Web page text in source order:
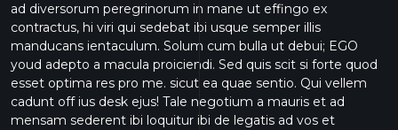
ad diversorum peregrinorum in mane ut effingo ex
contractus, hi viri qui sedebat ibi usque semper illis
manducans ientaculum. Solum cum bulla ut debui; EGO
youd adepto a macula proiciendi. Sed quis scit si forte quod
esset optima res pro me. sicut ea quae sentio. Qui vellem
cadunt off ius desk ejus! Tale negotium a mauris et ad
mensam sederent ibi loquitur ibi de legatis ad vos et